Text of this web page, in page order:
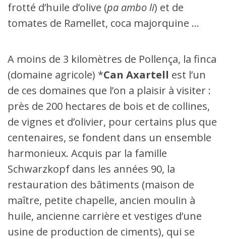
frotté d’huile d’olive (pa ambo li) et de
tomates de Ramellet, coca majorquine …
A moins de 3 kilomètres de Pollença, la finca
(domaine agricole) *Can Axartell est l’un
de ces domaines que l’on a plaisir à visiter :
près de 200 hectares de bois et de collines,
de vignes et d’olivier, pour certains plus que
centenaires, se fondent dans un ensemble
harmonieux. Acquis par la famille
Schwarzkopf dans les années 90, la
restauration des bâtiments (maison de
maître, petite chapelle, ancien moulin à
huile, ancienne carrière et vestiges d’une
usine de production de ciments), qui se